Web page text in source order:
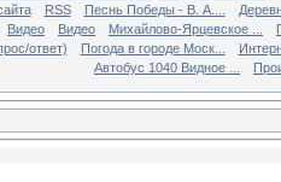
RSS Песнь Победы - В. А....
Видео Видео Михайлово-Ярцевское ...
ответ) Погода в городе Моск...
Автобус 1040 Видное ...